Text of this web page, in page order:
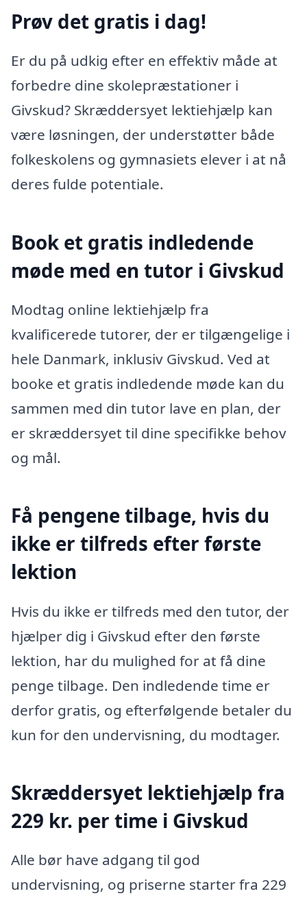
Prøv det gratis i dag!
Er du på udkig efter en effektiv måde at
forbedre dine skolepræstationer i
Givskud? Skræddersyet lektiehjælp kan
være løsningen, der understøtter både
folkeskolens og gymnasiets elever i at nå
deres fulde potentiale.
Book et gratis indledende
møde med en tutor i Givskud
Modtag online lektiehjælp fra
kvalificerede tutorer, der er tilgængelige i
hele Danmark, inklusiv Givskud. Ved at
booke et gratis indledende møde kan du
sammen med din tutor lave en plan, der
er skræddersyet til dine specifikke behov
og mål.
Få pengene tilbage, hvis du
ikke er tilfreds efter første
lektion
Hvis du ikke er tilfreds med den tutor, der
hjælper dig i Givskud efter den første
lektion, har du mulighed for at få dine
penge tilbage. Den indledende time er
derfor gratis, og efterfølgende betaler du
kun for den undervisning, du modtager.
Skræddersyet lektiehjælp fra
229 kr. per time i Givskud
Alle bør have adgang til god
undervisning, og priserne starter fra 229